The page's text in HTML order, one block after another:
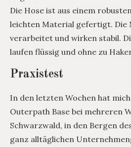
Die Hose ist aus einem
leichten Material gefertigt. Die
verarbeitet und wirken stabil.
laufen flüssig und ohne zu
Praxistest
In den letzten Wochen hat
Outerpath Base bei mehreren
Schwarzwald, in den Bergen
ganz alltäglichen